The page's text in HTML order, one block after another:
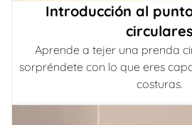
Introducción al
circulares
Aprende a tejer una prenda
sorpréndete con lo que eres
costuras.